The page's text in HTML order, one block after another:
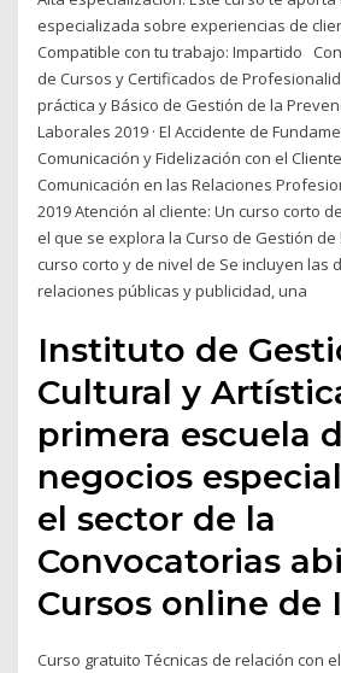
especializada sobre experiencias de
Compatible con tu trabajo: Impartido
de Cursos y Certificados de
práctica y Básico de Gestión de la
Laborales 2019 · El Accidente de
Comunicación y Fidelización con el
Comunicación en las Relaciones
2019 Atención al cliente: Un curso corto
el que se explora la Curso de Gestión de
curso corto y de nivel de Se incluyen las
relaciones públicas y publicidad, una
Instituto de
Cultural y
primera escuela
negocios
el sector de la
Convocatorias
Cursos online de
Curso gratuito Técnicas de relación con